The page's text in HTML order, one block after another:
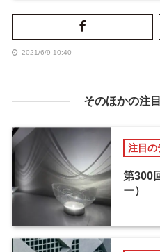
2021/6/9 10:40
そのほかの注
注目の
第300
ー）